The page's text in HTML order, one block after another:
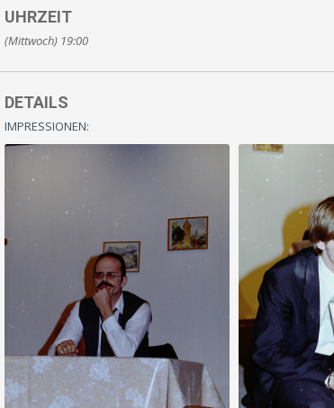
UHRZEIT
(Mittwoch) 19:00
DETAILS
IMPRESSIONEN: